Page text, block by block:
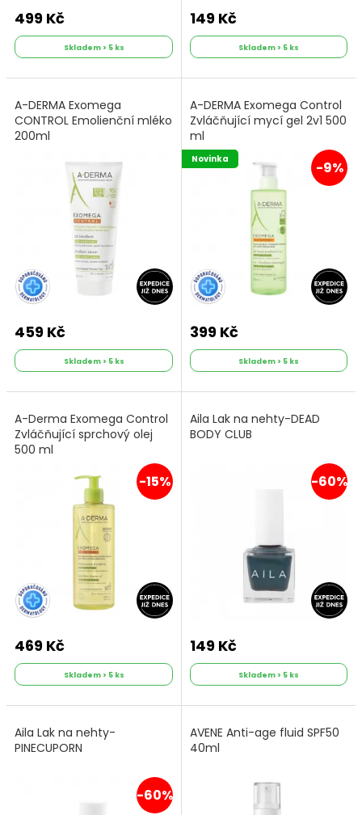
499 Kč
Skladem > 5 ks
149 Kč
Skladem > 5 ks
A-DERMA Exomega
CONTROL Emolienční mléko
200ml
459 Kč
Skladem > 5 ks
A-DERMA Exomega Control
Zvláčňující mycí gel 2v1 500
ml
-9%
Novinka
399 Kč
Skladem > 5 ks
A-Derma Exomega Control
Zvláčňující sprchový olej
500 ml
-15%
469 Kč
Skladem > 5 ks
Aila Lak na nehty-DEAD
BODY CLUB
-60%
149 Kč
Skladem > 5 ks
Aila Lak na nehty-
PINECUPORN
-60%
AVENE Anti-age fluid SPF50
40ml